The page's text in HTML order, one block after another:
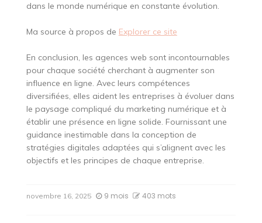
dans le monde numérique en constante évolution.
Ma source à propos de Explorer ce site
En conclusion, les agences web sont incontournables
pour chaque société cherchant à augmenter son
influence en ligne. Avec leurs compétences
diversifiées, elles aident les entreprises à évoluer dans
le paysage compliqué du marketing numérique et à
établir une présence en ligne solide. Fournissant une
guidance inestimable dans la conception de
stratégies digitales adaptées qui s’alignent avec les
objectifs et les principes de chaque entreprise.
novembre 16, 2025 9 mois 403 mots